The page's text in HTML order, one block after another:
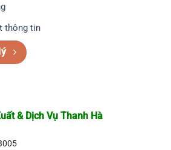
thông tin
& Dịch Vụ Thanh Hà